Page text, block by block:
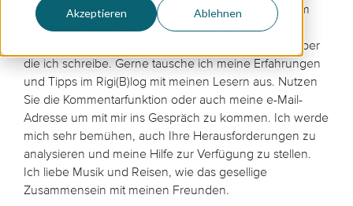
Akzeptieren Ablehnen
Herausforderungen der verantwortlichen Kollegen im
Umfeld von Berufsbekleidung und Ausrüstung zu
lernen. Ihre Problem werden zu meinen Themen, über
die ich schreibe. Gerne tausche ich meine Erfahrungen
und Tipps im Rigi(B)log mit meinen Lesern aus. Nutzen
Sie die Kommentarfunktion oder auch meine e-Mail-
Adresse um mit mir ins Gespräch zu kommen. Ich werde
mich sehr bemühen, auch Ihre Herausforderungen zu
analysieren und meine Hilfe zur Verfügung zu stellen.
Ich liebe Musik und Reisen, wie das gesellige
Zusammensein mit meinen Freunden.